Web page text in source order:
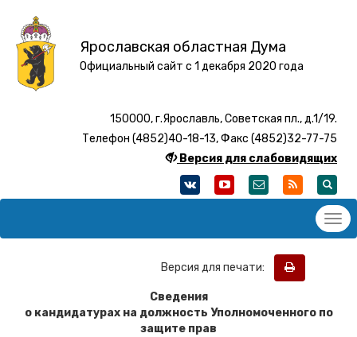
Ярославская областная Дума
Официальный сайт с 1 декабря 2020 года
150000, г.Ярославль, Советская пл., д.1/19.
Телефон (4852)40-18-13, Факс (4852)32-77-75
Версия для слабовидящих
Версия для печати:
Сведения
о кандидатурах на должность Уполномоченного по
защите прав